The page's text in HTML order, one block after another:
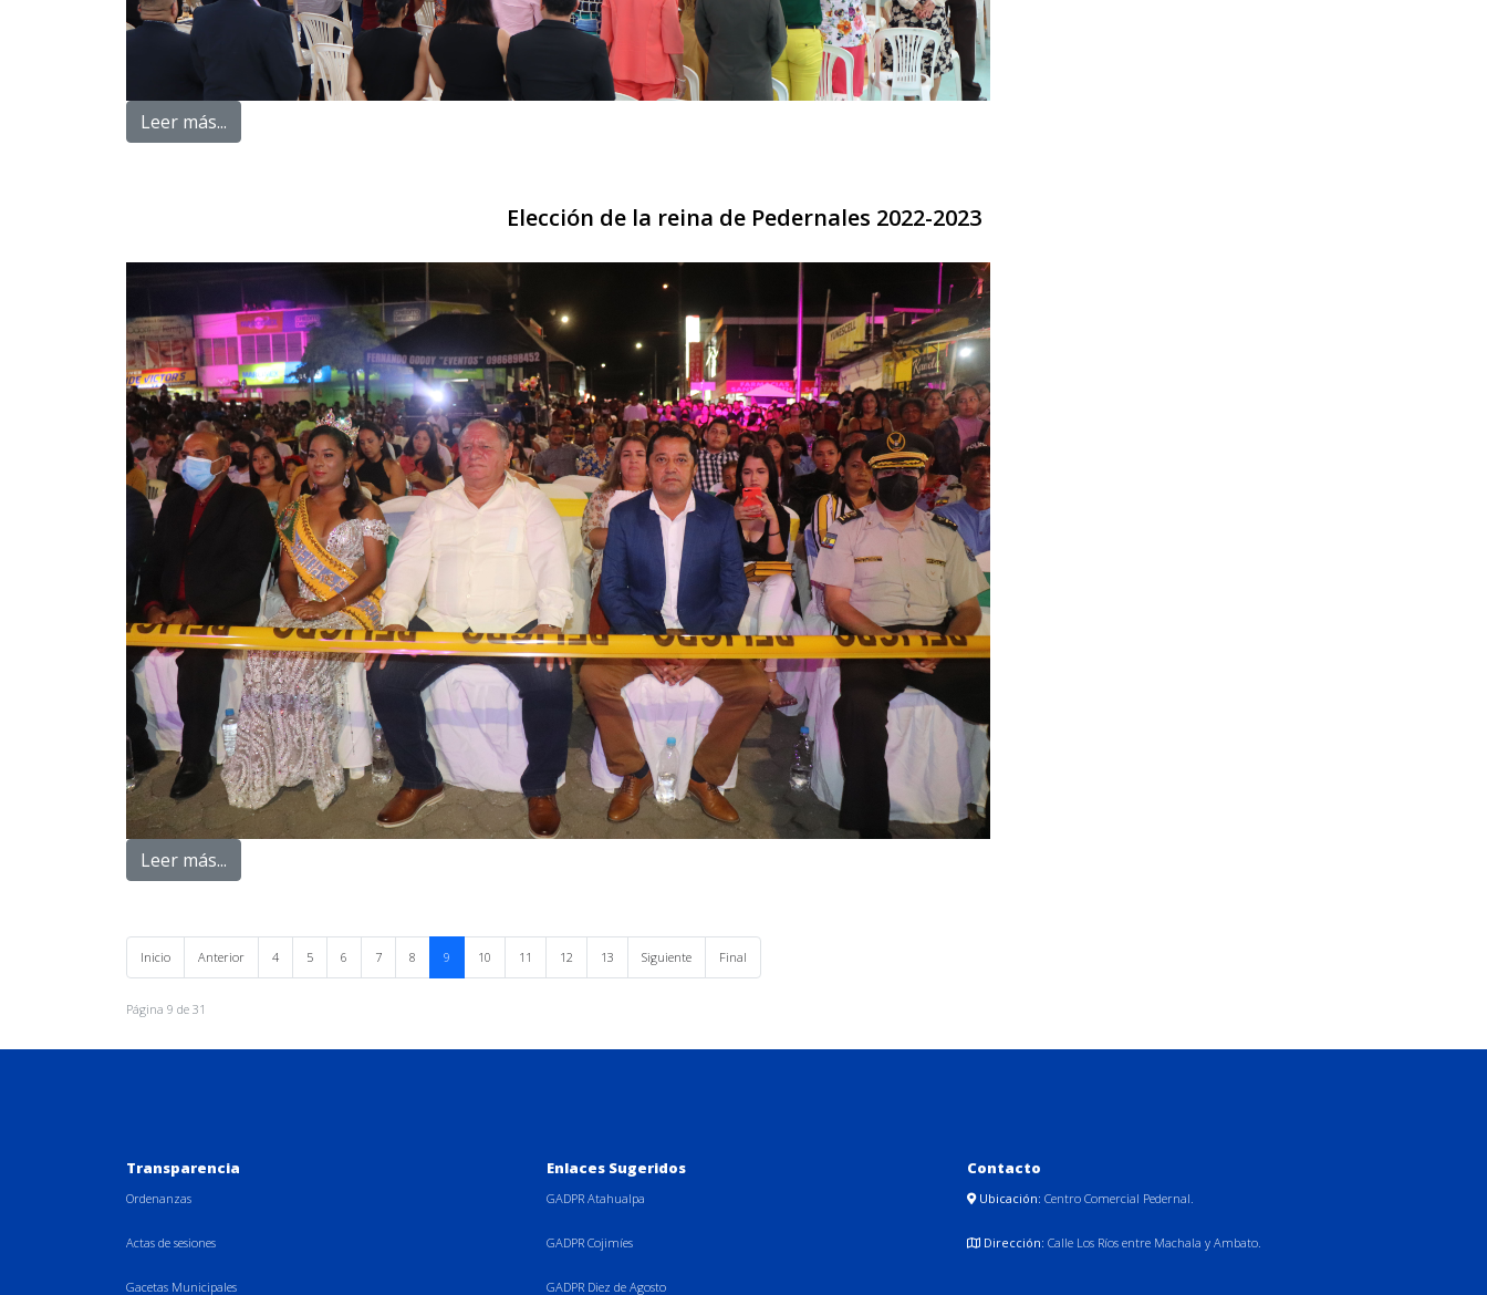
Leer más...
Elección de la reina de Pedernales 2022-2023
Leer más...
Inicio Anterior 4 5 6 7 8 9 10 11 12 13 Siguiente Final
Página 9 de 31
Transparencia
Ordenanzas
Actas de sesiones
Gacetas Municipales
Enlaces Sugeridos
GADPR Atahualpa
GADPR Cojimíes
GADPR Diez de Agosto
Contacto
Ubicación: Centro Comercial Pedernal.
Dirección: Calle Los Ríos entre Machala y Ambato.